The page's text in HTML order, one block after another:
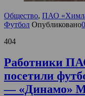
Общество, ПАО
Футбол Опубликовано
404
Работники
посетили
— «Динамо»